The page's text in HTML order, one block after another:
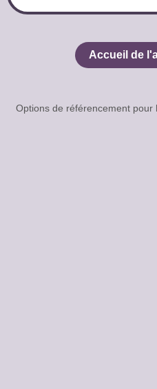
Accueil de
Options de référencement pour